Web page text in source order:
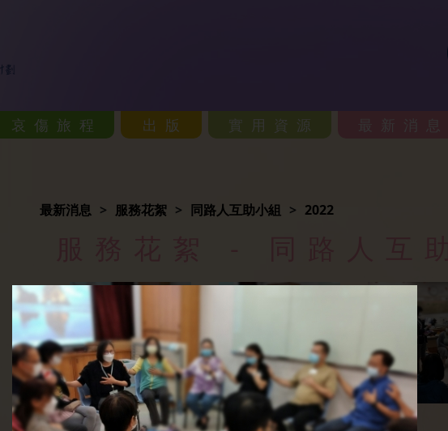
哀傷旅程 出版 實用資源
最新消息 服務花絮 同路人互助小組 2022